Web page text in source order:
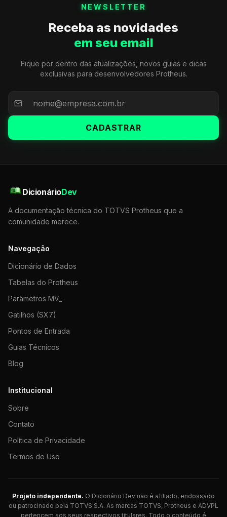
NEWSLETTER
Receba as novidades
em seu email
Fique por dentro das atualizações, novos guias e dicas
exclusivas para desenvolvedores Protheus.
CADASTRAR
DicionárioDev
A documentação técnica do TOTVS Protheus que a
comunidade merece.
Navegação
Dicionário de Dados
Tabelas do Protheus
Parâmetros MV_
Gatilhos (SX7)
Pontos de Entrada
Guias Técnicos
Blog
Institucional
Sobre
Contato
Política de Privacidade
Termos de Uso
Projeto independente. O Dicionário Dev não é afiliado, endossado
ou patrocinado pela TOTVS S.A. As marcas TOTVS, Protheus e ADVPL
pertencem aos seus respectivos titulares. Todo o conteúdo é